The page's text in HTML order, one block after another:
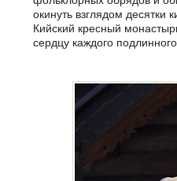
окинуть взглядом
Кийский кресный
сердцу каждого